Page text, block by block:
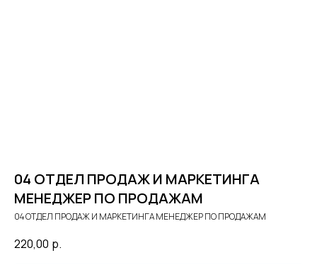
04 ОТДЕЛ ПРОДАЖ И МАРКЕТИНГА
МЕНЕДЖЕР ПО ПРОДАЖАМ
04 ОТДЕЛ ПРОДАЖ И МАРКЕТИНГА МЕНЕДЖЕР ПО ПРОДАЖАМ
220,00 р.